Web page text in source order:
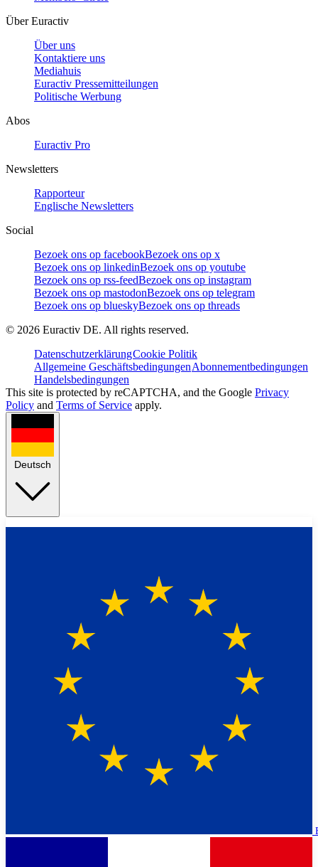
Über Euractiv
Über uns
Kontaktiere uns
Mediahuis
Euractiv Pressemitteilungen
Politische Werbung
Abos
Euractiv Pro
Newsletters
Rapporteur
Englische Newsletters
Social
Bezoek ons op facebookBezoek ons op x
Bezoek ons op linkedinBezoek ons op youtube
Bezoek ons op rss-feedBezoek ons op instagram
Bezoek ons op mastodonBezoek ons op telegram
Bezoek ons op blueskyBezoek ons op threads
© 2026 Euractiv DE. All rights reserved.
DatenschutzerklärungCookie Politik
Allgemeine GeschäftsbedingungenAbonnementbedingungen
Handelsbedingungen
This site is protected by reCAPTCHA, and the Google Privacy
Policy and Terms of Service apply.
Deutsch